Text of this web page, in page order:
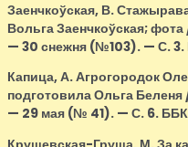
Заенчкоўская, В.
Вольга Заенчкоўская;
— 30 снежня (№103). — С.
Капица, А.Агрогородок
подготовила Ольга Беленя
— 29 мая (№ 41). — С. 6. ББК